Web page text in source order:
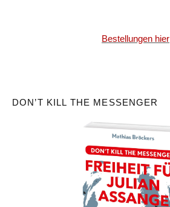
Bestellungen hier
DON’T KILL THE MESSENGER